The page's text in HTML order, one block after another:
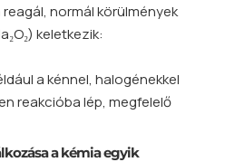
normál körülmények
keletkezik:
a kénnel, halogénekkel
reakcióba lép, megfelelő
a kémia egyik